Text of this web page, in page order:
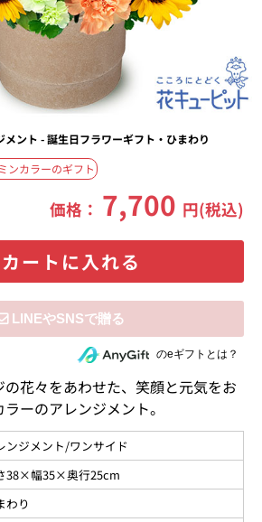
ント - 誕生日フラワーギフト・ひまわり
ンカラーのギフト
価格： 7,700 円(税込)
カートに入れる
らない相手にeギフトで贈るのeギフトとは？
花々をあわせた、笑顔と元気をお
ーのアレンジメント。
ンジメント/ワンサイド
38×幅35×奥行25cm
わり